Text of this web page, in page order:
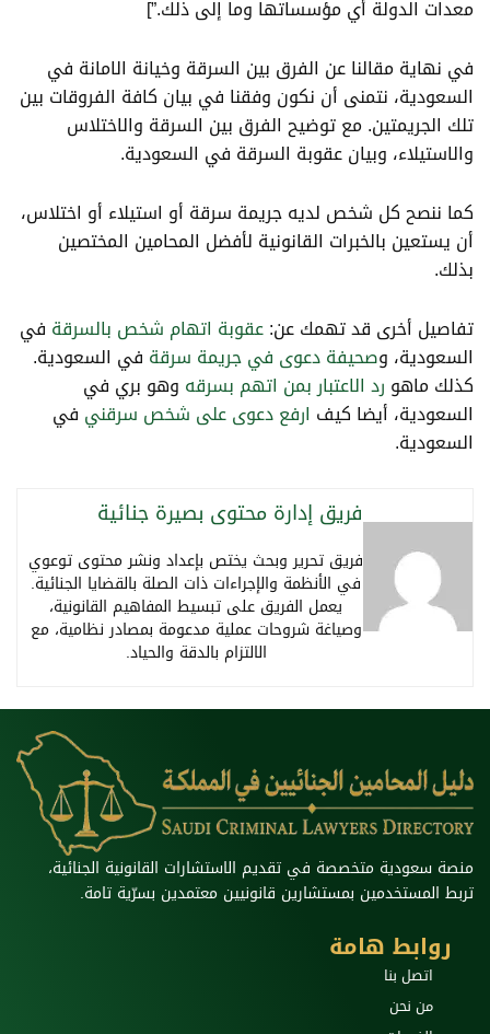
معدات الدولة أي مؤسساتها وما إلى ذلك.”]
في نهاية مقالنا عن الفرق بين السرقة وخيانة الامانة في
السعودية، نتمنى أن نكون وفقنا في بيان كافة الفروقات بين
تلك الجريمتين. مع توضيح الفرق بين السرقة والاختلاس
والاستيلاء، وبيان عقوبة السرقة في السعودية.
كما ننصح كل شخص لديه جريمة سرقة أو استيلاء أو اختلاس،
أن يستعين بالخبرات القانونية لأفضل المحامين المختصين
بذلك.
تفاصيل أخرى قد تهمك عن:عقوبة اتهام شخص بالسرقة في
السعودية، وصحيفة دعوى في جريمة سرقة في السعودية.
كذلك ماهو رد الاعتبار بمن اتهم بسرقه وهو بري في
السعودية، أيضا كيف ارفع دعوى على شخص سرقني في
السعودية.
فريق إدارة محتوى بصيرة جنائية
فريق تحرير وبحث يختص بإعداد ونشر محتوى توعوي
في الأنظمة والإجراءات ذات الصلة بالقضايا الجنائية.
يعمل الفريق على تبسيط المفاهيم القانونية،
وصياغة شروحات عملية مدعومة بمصادر نظامية، مع
الالتزام بالدقة والحياد.
منصة سعودية متخصصة في تقديم الاستشارات القانونية الجنائية،
تربط المستخدمين بمستشارين قانونيين معتمدين بسرّية تامة.
روابط هامة
اتصل بنا
من نحن